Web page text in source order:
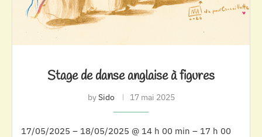
Stage de danse anglaise à figures
bySido 17 mai 2025
17/05/2025 – 18/05/2025 @ 14 h 00 min – 17 h 00